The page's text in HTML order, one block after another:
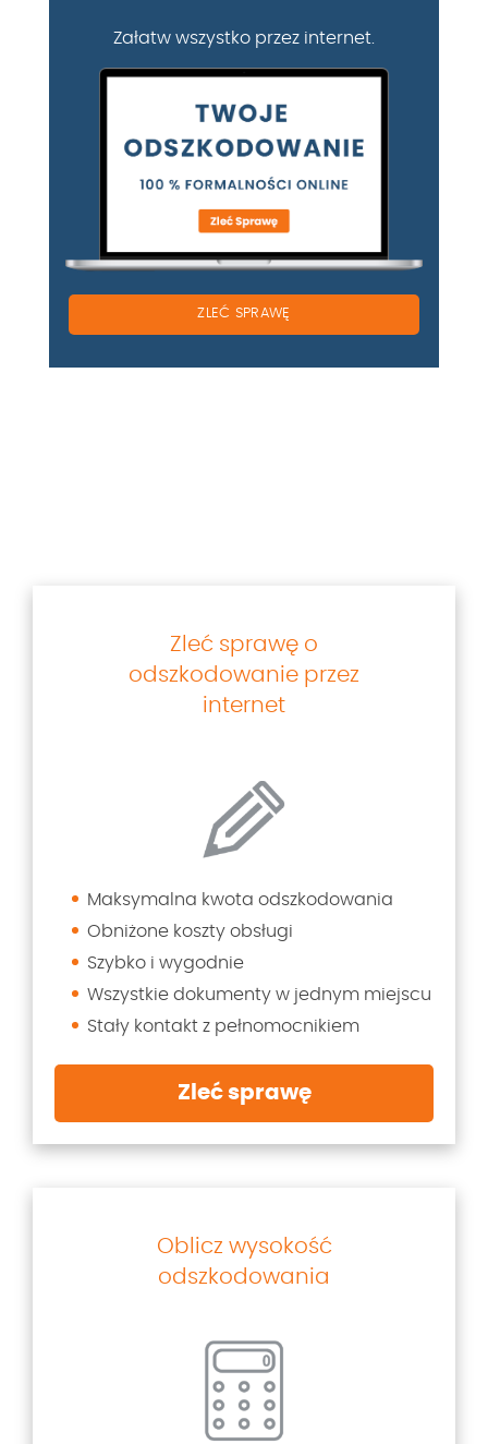
Załatw wszystko przez internet.
ZLEĆ SPRAWĘ
Zleć sprawę o
odszkodowanie przez
internet
Maksymalna kwota odszkodowania
Obniżone koszty obsługi
Szybko i wygodnie
Wszystkie dokumenty w jednym miejscu
Stały kontakt z pełnomocnikiem
Zleć sprawę
Oblicz wysokość
odszkodowania